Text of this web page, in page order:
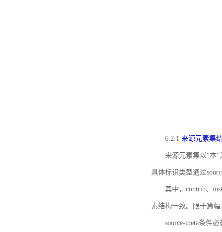
6.2.1 来源元素集
来源元素集以“本
具体标识类型通过
其中，contrib、
素结构一致。限于篇
source-meta条件